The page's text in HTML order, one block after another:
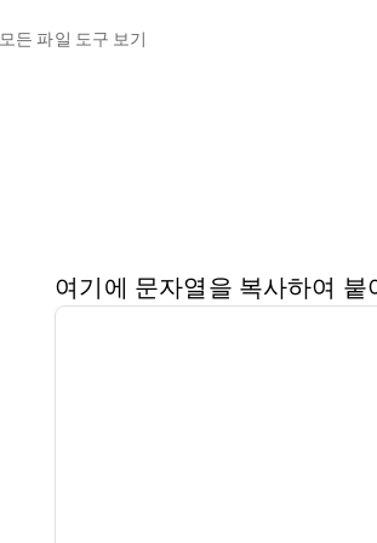
모든 파일 도구 보기
여기에 문자열을 복사하여 붙